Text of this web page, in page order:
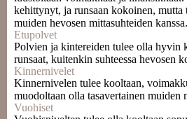
kehittynyt, ja runsaan kokoinen, mutta
muiden hevosen mittasuhteiden kanssa.
Etupolvet
Polvien ja kintereiden tulee olla hyvin
runsaat, kuitenkin suhteessa hevosen
Kinnernivelet
Kinnernivelen tulee kooltaan,
muodoltaan olla tasavertainen muiden
Vuohiset